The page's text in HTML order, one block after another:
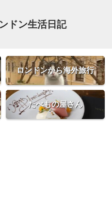
ドン生活日記
ロンドンから海外旅行
たべもの屋さん